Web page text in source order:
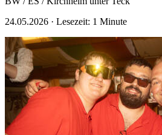
24.05.2026 · Lesezeit: 1 Minute